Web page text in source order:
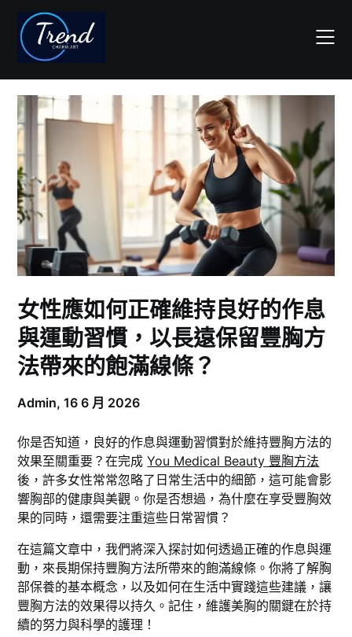
content
女性應如何正確維持良好的作息
與運動習慣，以長遠保留豐胸方
法帶來的飽滿線條？
Admin,16 6 月 2026
你是否知道，良好的作息與運動習慣對於維持豐胸方法的
效果至關重要？在完成You Medical Beauty 豐胸方法
後，許多女性常常忽略了日常生活中的細節，這可能會影
響胸部的健康與美觀。你是否想過，為什麼在享受豐胸效
果的同時，還需要注重這些日常習慣？
在這篇文章中，我們將深入探討如何透過正確的作息與運
動，來長期保持豐胸方法所帶來的飽滿線條。你將了解胸
部保養的基本概念，以及如何在生活中實踐這些建議，讓
豐胸方法的效果得以持久。記住，維護美胸的關鍵在於持
續的努力與科學的護理！